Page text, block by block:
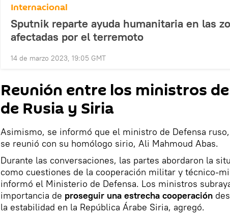
Internacional
Sputnik reparte ayuda humanitaria en las
afectadas por el terremoto
14 de marzo 2023, 19:05 GMT
Reunión entre los ministros
de Rusia y Siria
Asimismo, se informó que el ministro de Defensa
se reunió con su homólogo sirio, Ali Mahmoud Abas.
Durante las conversaciones, las partes abordaron la
como cuestiones de la cooperación militar y técnico-
informó el Ministerio de Defensa. Los ministros
importancia de proseguir una estrecha cooperación
la estabilidad en la República Árabe Siria, agregó.